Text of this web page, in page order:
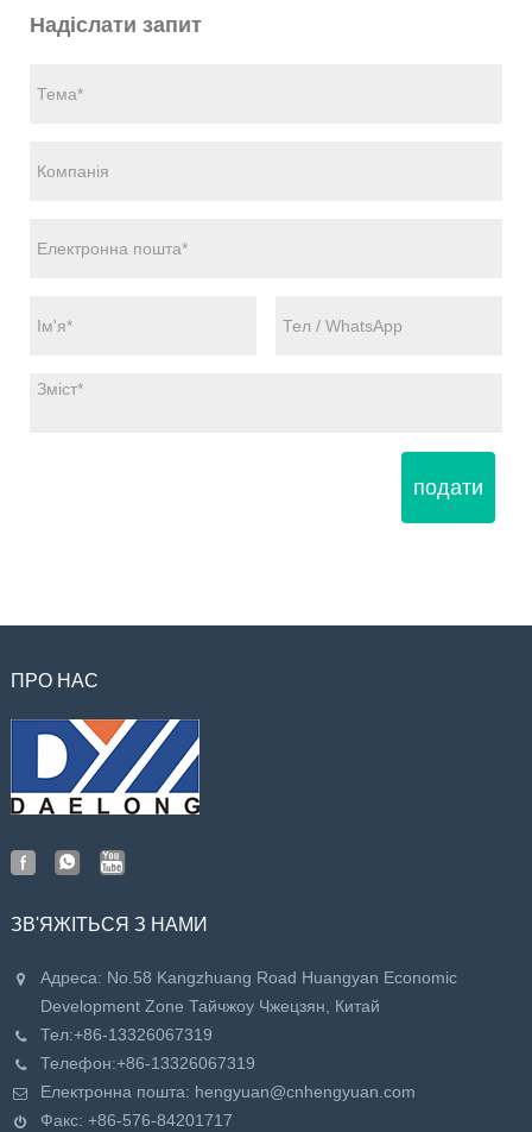
Надіслати запит
подати
ПРО НАС
ЗВ'ЯЖІТЬСЯ З НАМИ
Адреса: No.58 Kangzhuang Road Huangyan Economic
Development Zone Тайчжоу Чжецзян, Китай
Тел:+86-13326067319
Телефон:+86-13326067319
Електронна пошта: hengyuan@cnhengyuan.com
Факс: +86-576-84201717